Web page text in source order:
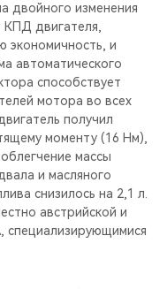
двойного изменения
двигателя,
экономичность, и
автоматического
способствует
мотора во всех
получил
моменту (16 Нм),
массы
и масляного
снизилось на 2,1 л.
австрийской и
специализирующимися